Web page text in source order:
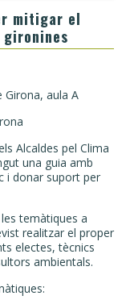
mitigar el
Girona, aula A
Alcaldes pel Clima
una guia amb
i donar suport per
temàtiques a
realitzar el proper
electes, tècnics
ambientals.